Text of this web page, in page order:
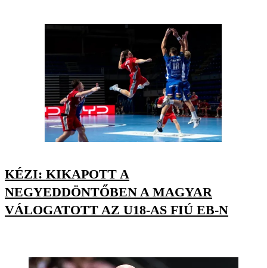
KÉZI: KIKAPOTT A
NEGYEDDÖNTŐBEN A MAGYAR
VÁLOGATOTT AZ U18-AS FIÚ EB-N